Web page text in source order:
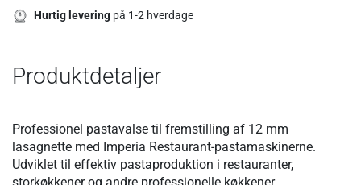
Hurtig levering på 1-2 hverdage
Produktdetaljer
Professionel pastavalse til fremstilling af 12 mm
lasagnette med Imperia Restaurant-pastamaskinerne.
Udviklet til effektiv pastaproduktion i restauranter,